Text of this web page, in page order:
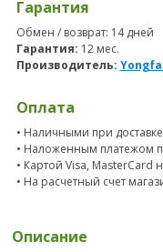
Гарантия
Обмен / возврат: 14 дней
Гарантия: 12 мес.
Производитель:
Оплата
• Наличными при
• Наложенным платежом
• Картой Visa, MasterCard
• На расчетный счет
Описание